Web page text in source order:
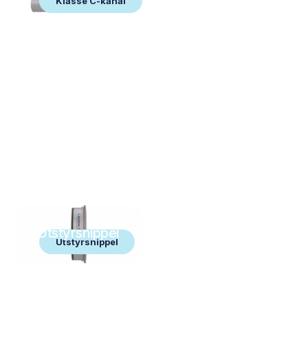
Utstyrsnippel
Utstyrsnippel